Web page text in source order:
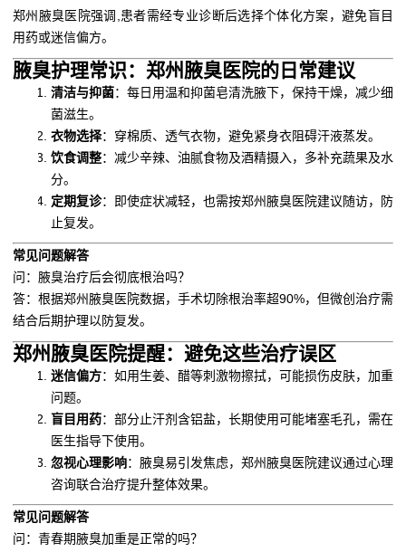
郑州腋臭医院强调,患者需经专业诊断后选择个体化方案，避免盲目
用药或迷信偏方。
腋臭护理常识：郑州腋臭医院的日常建议
清洁与抑菌：每日用温和抑菌皂清洗腋下，保持干燥，减少细
菌滋生。
衣物选择：穿棉质、透气衣物，避免紧身衣阻碍汗液蒸发。
饮食调整：减少辛辣、油腻食物及酒精摄入，多补充蔬果及水
分。
定期复诊：即使症状减轻，也需按郑州腋臭医院建议随访，防
止复发。
常见问题解答
问：腋臭治疗后会彻底根治吗？
答：根据郑州腋臭医院数据，手术切除根治率超90%，但微创治疗需
结合后期护理以防复发。
郑州腋臭医院提醒：避免这些治疗误区
迷信偏方：如用生姜、醋等刺激物擦拭，可能损伤皮肤，加重
问题。
盲目用药：部分止汗剂含铝盐，长期使用可能堵塞毛孔，需在
医生指导下使用。
忽视心理影响：腋臭易引发焦虑，郑州腋臭医院建议通过心理
咨询联合治疗提升整体效果。
常见问题解答
问：青春期腋臭加重是正常的吗？